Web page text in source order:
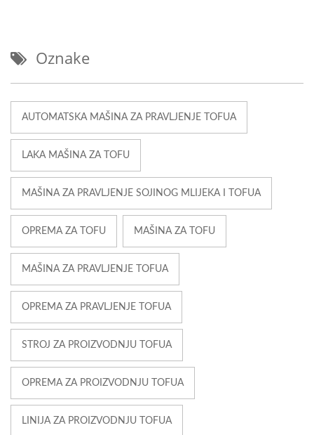
Oznake
AUTOMATSKA MAŠINA ZA PRAVLJENJE TOFUA
LAKA MAŠINA ZA TOFU
MAŠINA ZA PRAVLJENJE SOJINOG MLIJEKA I TOFUA
OPREMA ZA TOFU MAŠINA ZA TOFU
MAŠINA ZA PRAVLJENJE TOFUA
OPREMA ZA PRAVLJENJE TOFUA
STROJ ZA PROIZVODNJU TOFUA
OPREMA ZA PROIZVODNJU TOFUA
LINIJA ZA PROIZVODNJU TOFUA